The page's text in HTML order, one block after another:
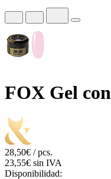
FOX Gel
28,50€ / pcs.
23,55€ sin IVA
Disponibilidad: